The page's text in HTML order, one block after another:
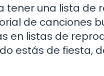
tener una lista de
de canciones
en listas de
estás de fiesta,